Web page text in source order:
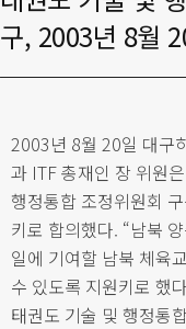
구, 2003년 8월
2003년 8월 20일 대구
과 ITF 총재인 장 위원
행정통합 조정위원회
키로 합의했다. “남북
일에 기여할 남북 체육
수 있도록 지원키로 했
태권도 기술 및 행정통